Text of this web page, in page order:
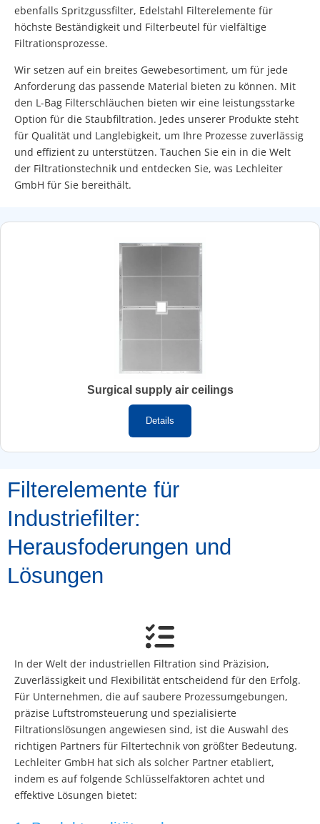
ebenfalls Spritzgussfilter, Edelstahl Filterelemente für
höchste Beständigkeit und Filterbeutel für vielfältige
Filtrationsprozesse.
Wir setzen auf ein breites Gewebesortiment, um für jede
Anforderung das passende Material bieten zu können. Mit
den L-Bag Filterschläuchen bieten wir eine leistungsstarke
Option für die Staubfiltration. Jedes unserer Produkte steht
für Qualität und Langlebigkeit, um Ihre Prozesse zuverlässig
und effizient zu unterstützen. Tauchen Sie ein in die Welt
der Filtrationstechnik und entdecken Sie, was Lechleiter
GmbH für Sie bereithält.
Surgical supply air ceilings
Details
Surgical
Filterelemente für
Industriefilter:
Herausfoderungen und
Lösungen
In der Welt der industriellen Filtration sind Präzision,
Zuverlässigkeit und Flexibilität entscheidend für den Erfolg.
Für Unternehmen, die auf saubere Prozessumgebungen,
präzise Luftstromsteuerung und spezialisierte
Filtrationslösungen angewiesen sind, ist die Auswahl des
richtigen Partners für Filtertechnik von größter Bedeutung.
Lechleiter GmbH hat sich als solcher Partner etabliert,
indem es auf folgende Schlüsselfaktoren achtet und
effektive Lösungen bietet: